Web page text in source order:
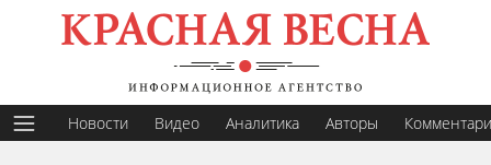
Новости Видео Аналитика Авторы